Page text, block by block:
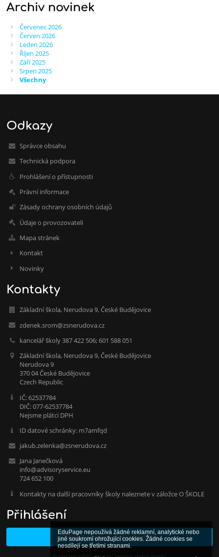
EduPage nepoužívá žádné reklamní, analytické nebo
jiné soukromí ohrožující cookies. Žádné cookies se
nesdílejí se třetími stranami.
Archiv novinek
Červenec 2026
Červen 2026
Leden 2026
Říjen 2025
Září 2025
Srpen 2025
Všechny
Odkazy
Správce obsahu
Technická podpora
Prohlášení o přístupnosti
Právní informace
Zásady ochrany osobních údajů
Údaje o provozovateli
Mapa stránek
Kontakt
Novinky
Kontakty
Základní škola, Nerudova 9, České Budějovice
zdenek.srom@zsnerudova.cz
kancelář školy 387 422 506; 601 588 051
Základní škola, Nerudova 9, České Budějovice
Nerudova 9
370 04 České Budějovice
Czech Republic
IČ: 62537784
DIČ: 077-62537784
Nejsme plátci DPH
ID datové schránky: m7amfqd
jakub.zelenka@zsnerudova.cz
Jana Janečková
info@advisoryservice.eu
724 652 100
Kontakty na další pracovníky školy naleznete v záložce O ŠKOLE
Přihlášení
Přihlásit se pomocí účtu EduPage